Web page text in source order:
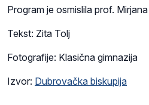
Program je osmislila prof.
Tekst: Zita Tolj
Fotografije: Klasična gimnazija
Izvor: Dubrovačka biskupija